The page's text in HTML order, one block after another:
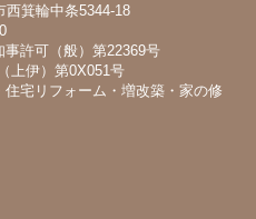
西箕輪中条5344-18
許可（般）第22369号
上伊）第0X051号
宅リフォーム・増改築・家の修